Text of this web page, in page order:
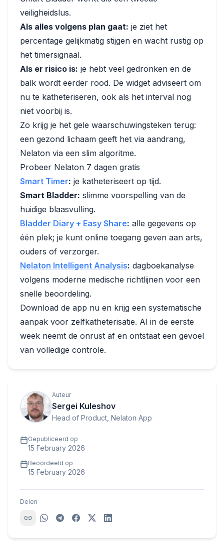
Smart Bladder werkt als een tweede
veiligheidslus.
Als alles volgens plan gaat:je ziet het
percentage gelijkmatig stijgen en wacht rustig op
het timersignaal.
Als er risico is:je hebt veel gedronken en de
balk wordt eerder rood. De widget adviseert om
nu te katheteriseren, ook als het interval nog
niet voorbij is.
Zo krijg je het gele waarschuwingsteken terug:
een gezond lichaam geeft het via aandrang,
Nelaton via een slim algoritme.
Probeer Nelaton 7 dagen gratis
Smart Timer:je katheteriseert op tijd.
Smart Bladder:slimme voorspelling van de
huidige blaasvulling.
Bladder Diary + Easy Share:alle gegevens op
één plek; je kunt online toegang geven aan arts,
ouders of verzorger.
Nelaton Intelligent Analysis:dagboekanalyse
volgens moderne medische richtlijnen voor een
snelle beoordeling.
Download de app nu en krijg een systematische
aanpak voor zelfkatheterisatie. Al in de eerste
week neemt de onrust af en ontstaat een gevoel
Auteur
Sergei Kuleshov
Gepubliceerd op
15 February 2026
Beoordeeld op